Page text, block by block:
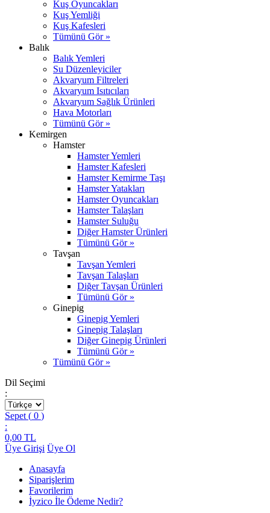
Kuş Oyuncakları
Kuş Yemliği
Kuş Kafesleri
Tümünü Gör »
Balık
Balık Yemleri
Su Düzenleyiciler
Akvaryum Filtreleri
Akvaryum Isıtıcıları
Akvaryum Sağlık Ürünleri
Hava Motorları
Tümünü Gör »
Kemirgen
Hamster
Hamster Yemleri
Hamster Kafesleri
Hamster Kemirme Taşı
Hamster Yatakları
Hamster Oyuncakları
Hamster Talaşları
Hamster Suluğu
Diğer Hamster Ürünleri
Tümünü Gör »
Tavşan
Tavşan Yemleri
Tavşan Talaşları
Diğer Tavşan Ürünleri
Tümünü Gör »
Ginepig
Ginepig Yemleri
Ginepig Talaşları
Diğer Ginepig Ürünleri
Tümünü Gör »
Tümünü Gör »
Dil Seçimi
:
Sepet ( 0 )
:
0,00 TL
Üye Girişi Üye Ol
Anasayfa
Siparişlerim
Favorilerim
İyzico İle Ödeme Nedir?